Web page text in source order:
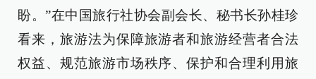
盼。”在中国旅行社协会副会长、秘书长孙桂珍
看来，旅游法为保障旅游者和旅游经营者合法
权益、规范旅游市场秩序、保护和合理利用旅